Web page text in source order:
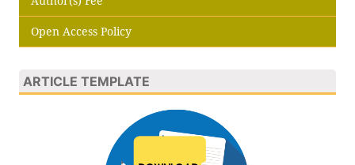
Open Access Policy
ARTICLE TEMPLATE